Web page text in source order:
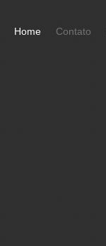
Home Contato